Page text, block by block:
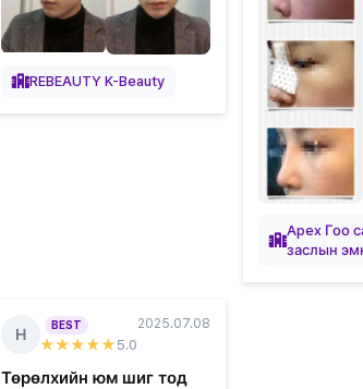
REBEAUTY K-Beauty
Apex Гоо
заслын
Н
BEST
★★★★★ 5.0
2025.07.08
Төрөлхийн юм шиг тод